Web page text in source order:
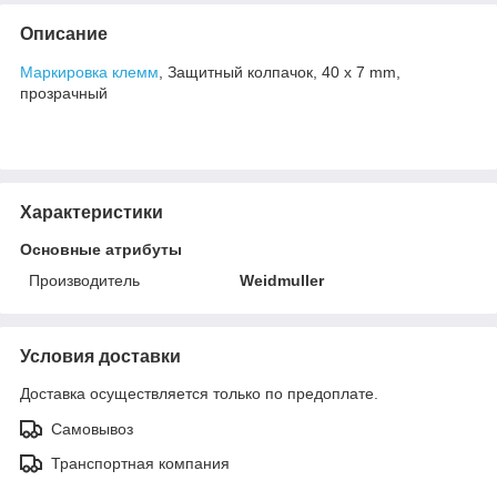
Описание
Маркировка клемм , Защитный колпачок, 40 x 7 mm,
прозрачный
Характеристики
Основные атрибуты
Производитель
Weidmuller
Условия доставки
Доставка осуществляется только по предоплате.
Самовывоз
Транспортная компания